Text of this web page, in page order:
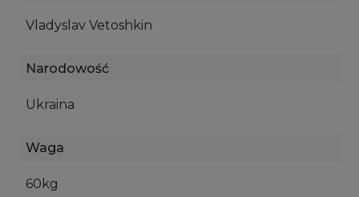
Vladyslav Vetoshkin
Narodowość
Ukraina
Waga
60kg